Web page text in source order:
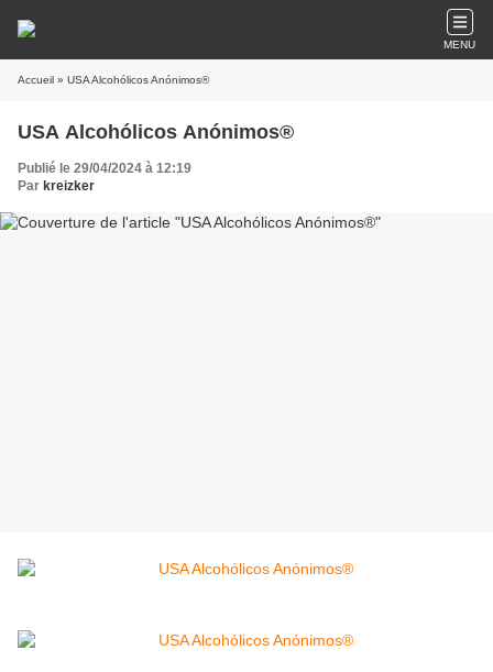
MENU
Accueil » USA Alcohólicos Anónimos®
USA Alcohólicos Anónimos®
Publié le 29/04/2024 à 12:19
Par kreizker